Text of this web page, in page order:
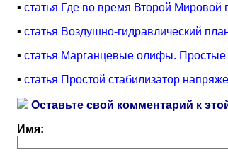
▪ статья Где во время Второй
▪ статья Воздушно-гидравлический
▪ статья Марганцевые олифы. Простые
▪ статья Простой стабилизатор
Оставьте свой комментарий к
Имя: